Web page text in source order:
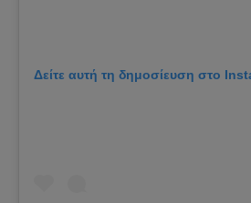
Δείτε αυτή τη δημοσίευση στο